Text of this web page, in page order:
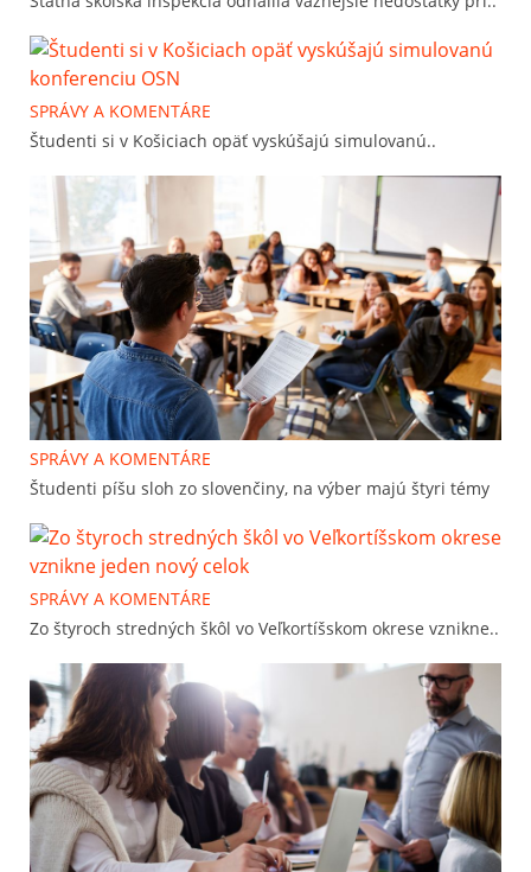
SPRÁVY A KOMENTÁRE
Študenti si v Košiciach opäť vyskúšajú simulovanú..
SPRÁVY A KOMENTÁRE
Študenti píšu sloh zo slovenčiny, na výber majú štyri témy
SPRÁVY A KOMENTÁRE
Zo štyroch stredných škôl vo Veľkortíšskom okrese vznikne..